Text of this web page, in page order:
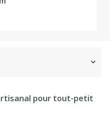
pour tout-petit